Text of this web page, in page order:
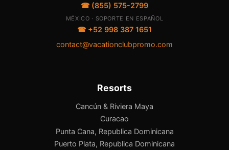
☎ (855) 575-2799
MÉXICO · SOPORTE EN ESPAÑOL
☎ +52 998 387 1651
contact@vacationclubpromo.com
Resorts
Cancún & Riviera Maya
Curacao
Punta Cana, Republica Dominicana
Puerto Plata, Republica Dominicana